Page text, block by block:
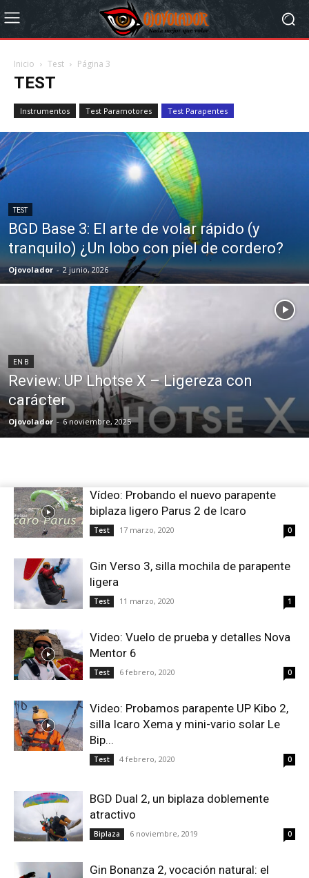
Inicio Test Página 3
TEST
Instrumentos Test Paramotores Test Parapentes
TEST
BGD Base 3: El arte de volar rápido (y
tranquilo) ¿Un lobo con piel de cordero?
Ojovolador - 2 junio, 2026
EN B
Review: UP Lhotse X – Ligereza con
carácter
Ojovolador - 6 noviembre, 2025
Vídeo: Probando el nuevo parapente
biplaza ligero Parus 2 de Icaro
Test 17 marzo, 2020 0
Gin Verso 3, silla mochila de parapente
ligera
Test 11 marzo, 2020 1
Video: Vuelo de prueba y detalles Nova
Mentor 6
Test 6 febrero, 2020 0
Video: Probamos parapente UP Kibo 2,
silla Icaro Xema y mini-vario solar Le
Bip...
Test 4 febrero, 2020 0
BGD Dual 2, un biplaza doblemente
atractivo
Biplaza 6 noviembre, 2019 0
Gin Bonanza 2, vocación natural: el